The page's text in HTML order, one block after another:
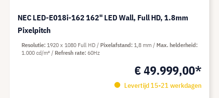
NEC LED-E018i-162 162" LED Wall, Full HD, 1.8mm
Pixelpitch
€ 49.999,00*
Levertijd 15-21 werkdagen
Resolutie 1920 x 1080 Full HD Pixelafstand 1,8 mm
Max. helderheid
1.000 cd/m²
Refresh rate 60Hz